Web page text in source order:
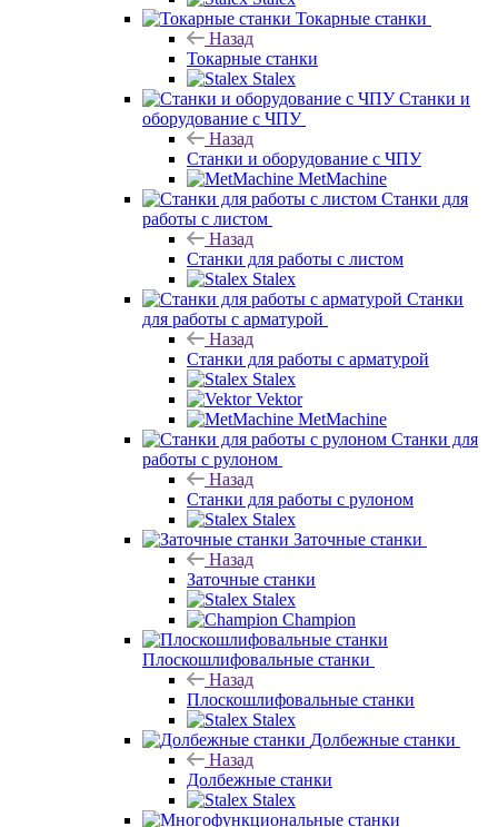
Токарные станки
Назад
Токарные станки
Stalex
Станки и
оборудование с ЧПУ
Назад
Станки и оборудование с ЧПУ
MetMachine
Станки для
работы с листом
Назад
Станки для работы с листом
Stalex
Станки
для работы с арматурой
Назад
Станки для работы с арматурой
Stalex
Vektor
MetMachine
Станки для
работы с рулоном
Назад
Станки для работы с рулоном
Stalex
Заточные станки
Назад
Заточные станки
Stalex
Champion
Плоскошлифовальные станки
Назад
Плоскошлифовальные станки
Stalex
Долбежные станки
Назад
Долбежные станки
Stalex